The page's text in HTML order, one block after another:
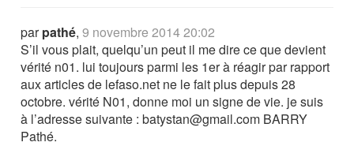
parpathé,9 novembre 2014 20:02
S’il vous plait, quelqu’un peut il me dire ce que devient
vérité n01. lui toujours parmi les 1er à réagir par rapport
aux articles de lefaso.net ne le fait plus depuis 28
octobre. vérité N01, donne moi un signe de vie. je suis
à l’adresse suivante : batystan@gmail.com BARRY
Pathé.